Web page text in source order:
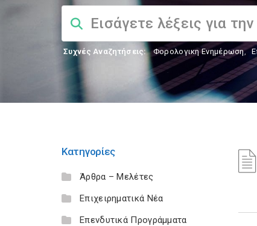
Συχνές Αναζητήσεις: Φορολογικη Ενημέρωση,
Κατηγορίες
Άρθρα – Μελέτες
Επιχειρηματικά Νέα
Επενδυτικά Προγράμματα